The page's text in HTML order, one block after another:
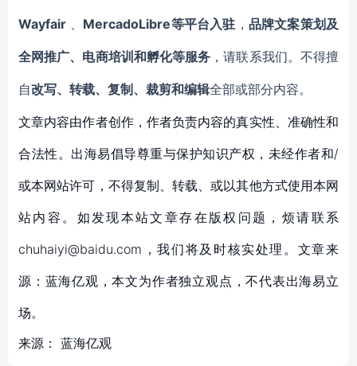
Wayfair MercadoLibre等平台入驻 ， 品牌文案策划及
全网推广、电商培训和孵化等服务 ，请联系我们。不得擅
自改写、转载、复制、裁剪和编辑全部或部分内容。
文章内容由作者创作，作者负责内容的真实性、准确性和
合法性。出海易倡导尊重与保护知识产权，未经作者和/
或本网站许可，不得复制、转载、或以其他方式使用本网
站内容。如发现本站文章存在版权问题，烦请联系
chuhaiyi@baidu.com，我们将及时核实处理。文章来
源：蓝海亿观，本文为作者独立观点，不代表出海易立
场。
来源： 蓝海亿观